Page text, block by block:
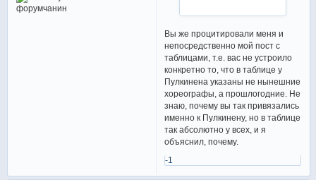
Вы же процитировали меня и
непосредственно мой пост с
таблицами, т.е. вас не устроило
конкретно то, что в таблице у
Пулкинена указаны не нынешние
хореографы, а прошлогодние. Не
знаю, почему вы так привязались
именно к Пулкинену, но в таблице
так абсолютно у всех, и я
объяснил, почему.
-1